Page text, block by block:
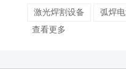
喜报 | 荣誉加冕 · 载誉前行！
激光焊割设备
弧焊
查看更多